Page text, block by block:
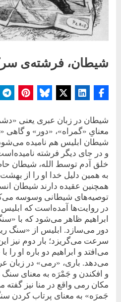
شیطان، فرشته‌ی
28 جولای 2023
حسین دولت‌آبادی
شیطان در زبان عبری یعنی
معنایِ «گمراه»، «دور» و گاهی
شیطان ابلیس هم نامیده
و در جای دیگر فرشته
خلق آدم توسط الله، شیطان
به همین دلیل خدا او را از
همچنین عقیده دارند شیطان
توصیه‌های شیطانی وسوسه می‌کند
در روایت‌‌ها آمده‌است که ابلیس
ابراهیم ظاهر می‌شود که با
دور می‌سازد. ابلیس از «سنگ
سرعت می‌گریزد؛ بار دوم نیز
می‌افتد و ابراهیم دو باره او را
می‌دهد. باری، «رمی» در زبان
و افکندن‌ و جَمْرَه به ‌معنای
مکان رمی واقع در منا نیز
جَمرَه» به معنای پرتاب کردن